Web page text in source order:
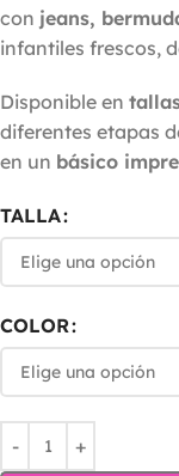
con jeans,
infantiles frescos,
Disponible en
diferentes etapas
en un básico
TALLA
COLOR